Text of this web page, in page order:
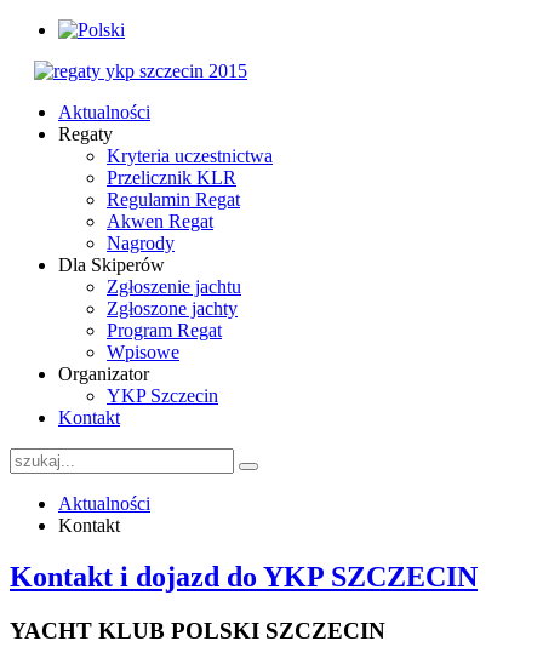
Aktualności
Regaty
Kryteria uczestnictwa
Przelicznik KLR
Regulamin Regat
Akwen Regat
Nagrody
Dla Skiperów
Zgłoszenie jachtu
Zgłoszone jachty
Program Regat
Wpisowe
Organizator
YKP Szczecin
Kontakt
Aktualności
Kontakt
Kontakt i dojazd do YKP SZCZECIN
YACHT KLUB POLSKI SZCZECIN